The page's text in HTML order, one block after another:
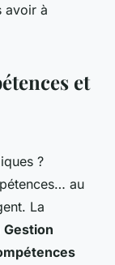
avoir à
et
?
au
La
Gestion